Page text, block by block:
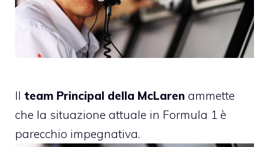
Il team Principal della McLaren ammette
che la situazione attuale in Formula 1 è
parecchio impegnativa.